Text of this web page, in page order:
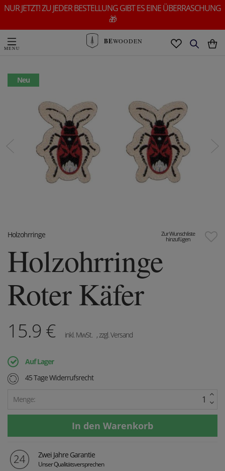
NUR JETZT! ZU JEDER BESTELLUNG GIBT ES EINE ÜBERRASCHUNG
🎁
BEWOODEN
Neu
Zur Wunschliste
hinzufügen
Holzohrringe
Holzohrringe
Roter Käfer
15.9 € inkl. MwSt. , zzgl. Versand
Auf Lager
45 Tage Widerrufsrecht
Menge:
Zwei Jahre Garantie
Unser Qualitätsversprechen